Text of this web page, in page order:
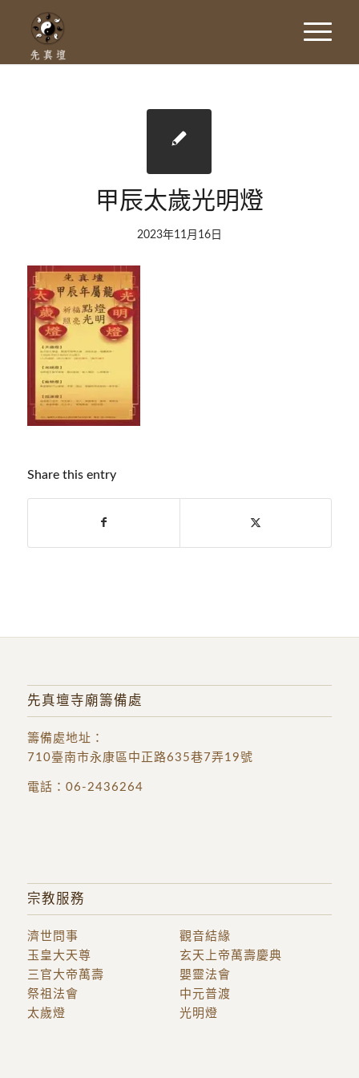
甲辰太歲光明燈
2023年11月16日
Share this entry
先真壇寺廟籌備處
籌備處地址 ：
710臺南市永康區中正路635巷7弄19號
電話： 06-2436264
宗教服務
濟世問事
觀音結緣
玉皇大天尊
三官大帝萬壽
玄天上帝萬壽慶典
嬰靈法會
祭祖法會
中元普渡
太歲燈
光明燈